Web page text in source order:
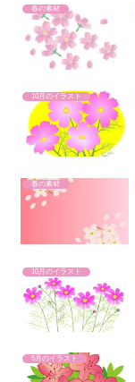
春の素材
10月のイラスト
春の素材
10月のイラスト
5月のイラスト